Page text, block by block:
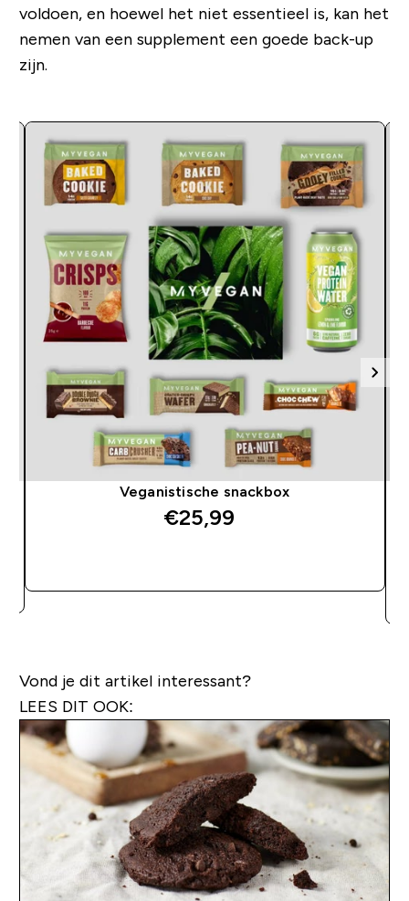
voldoen, en hoewel het niet essentieel is, kan het
nemen van een supplement een goede back-up
zijn.
Veganistische snackbox
€25,99‎
Vond je dit artikel interessant?
LEES DIT OOK: